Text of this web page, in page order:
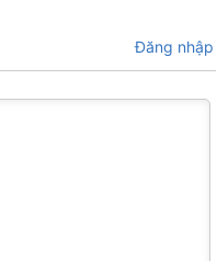
Đăng nhập